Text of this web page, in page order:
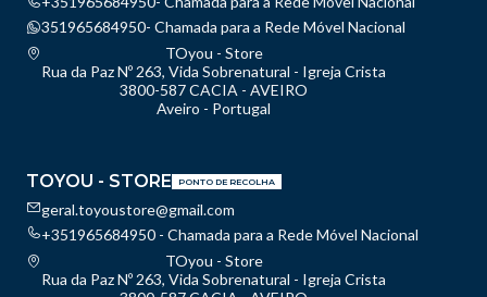
351965684950- Chamada para a Rede Móvel Nacional
TOyou - Store
Rua da Paz Nº 263, Vida Sobrenatural - Igreja Crista
3800-587 CACIA - AVEIRO
Aveiro - Portugal
TOYOU - STORE PONTO DE RECOLHA
geral.toyoustore@gmail.com
+351965684950 - Chamada para a Rede Móvel Nacional
TOyou - Store
Rua da Paz Nº 263, Vida Sobrenatural - Igreja Crista